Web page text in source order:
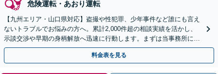
危険運転・あおり運転
【九州エリア・山口県対応】盗撮や性犯罪、少年事件など誰にも言え
ないトラブルでお悩みの方へ。累計2,000件超の相談実績を活かし、
示談交渉や早期の身柄解放へ迅速に行動します。まずは当事務所にご
相談ください。【初回相談30分無料】
料金表を見る